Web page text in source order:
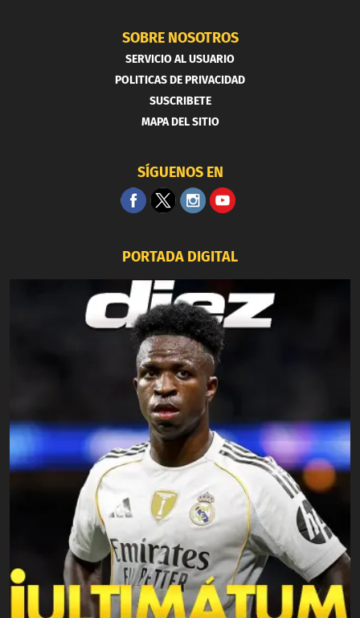
SOBRE NOSOTROS
SERVICIO AL USUARIO
POLITICAS DE PRIVACIDAD
SUSCRIBETE
MAPA DEL SITIO
SÍGUENOS EN
PORTADA DIGITAL